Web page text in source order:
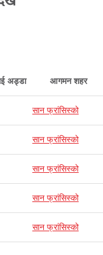
अड्डा आगमन शहर
सान फ्रांसिस्को
सान फ्रांसिस्को
सान फ्रांसिस्को
सान फ्रांसिस्को
सान फ्रांसिस्को